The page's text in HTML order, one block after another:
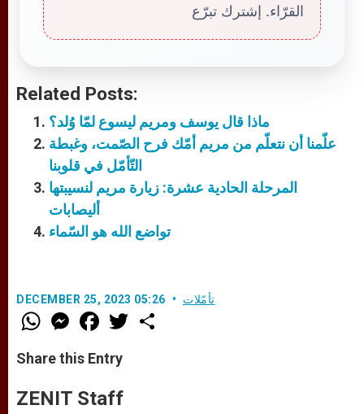
القرّاء. إشترك تبرّع
Related Posts:
ماذا قال يوسف ومريم ليسوع لمّا وُلد؟
علّمنا أن نتعلّم من مريم أمّك فرح الصّمت، وغبطة
التّأمّل في قلوبنا
المرحلة الحادية عشرة: زيارة مريم لنسيبتها
أليصابات
تواضع الله هو السّماء
DECEMBER 25, 2023 05:26 تأمّلات
W
h
t
s
p
p
M
e
s
e
g
e
F
a
e
b
o
k
w
Share this Entry
ZENIT Staff